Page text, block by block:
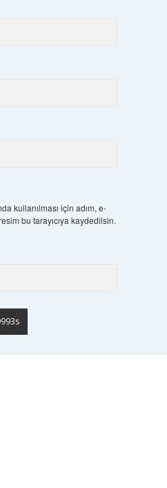
kullanılması için adım, e-
bu tarayıcıya kaydedilsin.